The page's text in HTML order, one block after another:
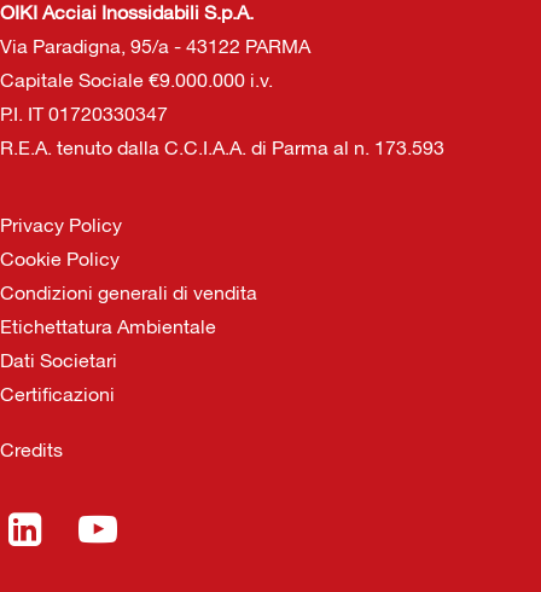
OIKI Acciai Inossidabili S.p.A.
Via Paradigna, 95/a - 43122 PARMA
Capitale Sociale €9.000.000 i.v.
P.I. IT 01720330347
R.E.A. tenuto dalla C.C.I.A.A. di Parma al n. 173.593
Privacy Policy
Cookie Policy
Condizioni generali di vendita
Etichettatura Ambientale
Dati Societari
Certificazioni
Credits